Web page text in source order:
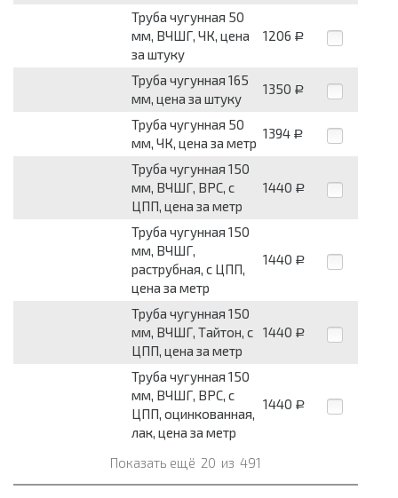
Труба чугунная 50
мм, ВЧШГ, ЧК, цена
за штуку
1206 Р
Труба чугунная 165
мм, цена за штуку
1350 Р
Труба чугунная 50
мм, ЧК, цена за метр
1394 Р
Труба чугунная 150
мм, ВЧШГ, ВРС, с
ЦПП, цена за метр
1440 Р
Труба чугунная 150
мм, ВЧШГ,
раструбная, с ЦПП,
цена за метр
1440 Р
Труба чугунная 150
мм, ВЧШГ, Тайтон, с
ЦПП, цена за метр
1440 Р
Труба чугунная 150
мм, ВЧШГ, ВРС, с
ЦПП, оцинкованная,
лак, цена за метр
1440 Р
Показать ещё 20 из 491